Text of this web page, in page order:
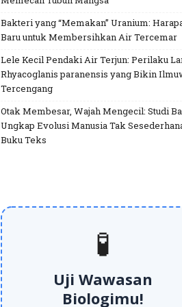
Bakteri yang “Memakan” Uranium:
Baru untuk Membersihkan Air Tercemar
Lele Kecil Pendaki Air Terjun: Perilaku
Rhyacoglanis paranensis yang Bikin
Tercengang
Otak Membesar, Wajah Mengecil: Studi
Ungkap Evolusi Manusia Tak
Buku Teks
🧪
Uji Wawasan
Biologimu!